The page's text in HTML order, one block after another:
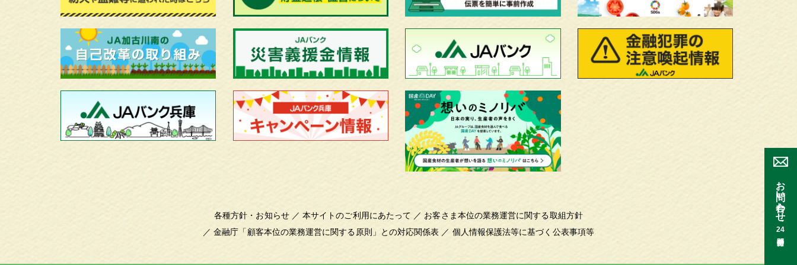
お問い合わせ
24
各種方針・お知らせ ／本サイトのご利用にあたって ／ お客さま本位の業務運営に関する取組方針
／金融庁「顧客本位の業務運営に関する原則」との対応関係表 ／ 個人情報保護法等に基づく公表事項等